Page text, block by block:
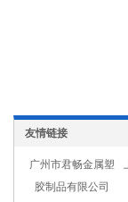
友情链接
广州市君畅金属塑
胶制品有限公司